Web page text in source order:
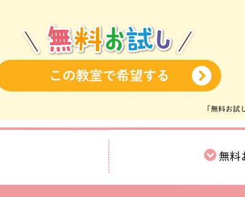
この教室で希望する
「無料お試
無料